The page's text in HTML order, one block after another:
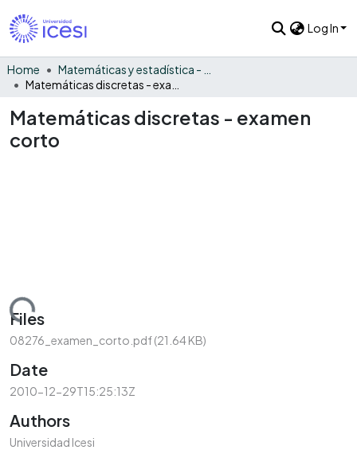
Log In
Home
Matemáticas discretas - examen
corto
Loading...
Files
08276_examen_corto.pdf(21.64 KB)
Date
2010-12-29T15:25:13Z
Authors
Universidad Icesi